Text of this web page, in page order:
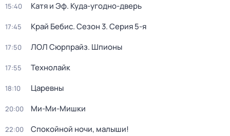
15:40 Катя и Эф. Куда-угодно-дверь
17:45 Край Бебис. Сезон 3. Серия 5-я
17:50 ЛОЛ Сюрпрайз. Шпионы
17:55 Технолайк
18:10 Царевны
20:00 Ми-Ми-Мишки
22:00 Спокойной ночи, малыши!